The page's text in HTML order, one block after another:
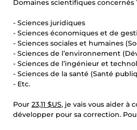
Domaines scientifiques concernés
- Sciences juridiques
- Sciences économiques et de
- Sciences sociales et humaines
- Sciences de l’environnement
- Sciences de l’ingénieur et
- Sciences de la santé (Santé
- Etc.
Pour 23,11 $US, je vais vous aider à
développer pour sa correction.